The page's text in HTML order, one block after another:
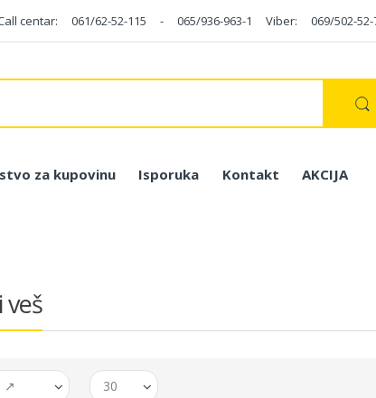
centar: 061/62-52-115 - 065/936-963-1 Viber: 069/502-52-
za kupovinu Isporuka Kontakt AKCIJA
veš
↗ 30